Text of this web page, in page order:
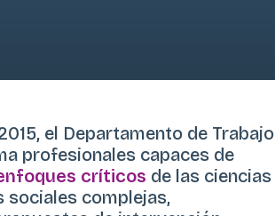
el Departamento de Trabajo
profesionales capaces de
críticos de las ciencias
sociales complejas,